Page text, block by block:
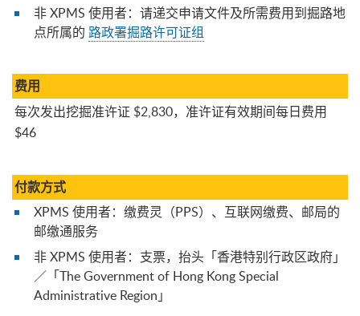
非 XPMS 使用者：请递交申请文件及所需费用到掘路地
点所属的 路政署掘路许可证组
费用
每次发出挖掘准许证 $2,830，准许证有效期间每日费用
$46
付款方式
XPMS 使用者：缴费灵（PPS）、互联网缴费、邮局的
邮缴通服务
非 XPMS 使用者：支票，抬头「香港特别行政区政府」
／「The Government of Hong Kong Special
Administrative Region」